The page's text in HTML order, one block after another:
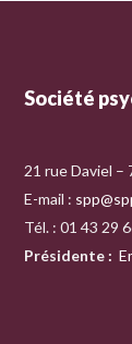
Société
21 rue Daviel –
E-mail :
Tél. : 01 43 29
Présidente :